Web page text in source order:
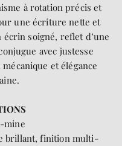
à rotation précis et
une écriture nette et
soigné, reflet d’une
avec justesse
et élégance
mine
brillant, finition multi-